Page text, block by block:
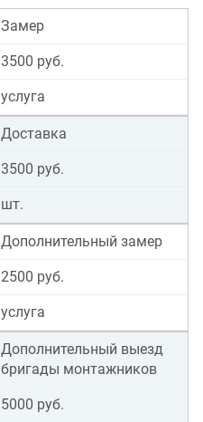
Замер
3500 руб.
услуга
Доставка
3500 руб.
шт.
Дополнительный замер
2500 руб.
услуга
Дополнительный выезд
бригады монтажников
5000 руб.